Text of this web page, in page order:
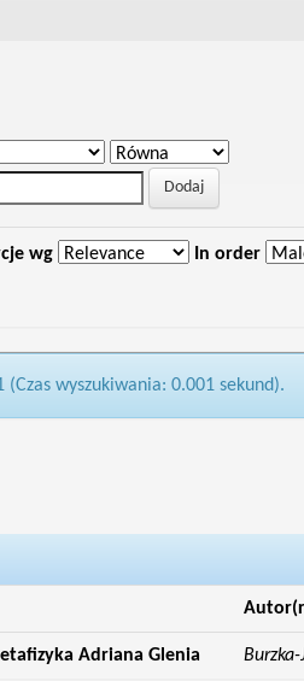
wg In order
(Czas wyszukiwania: 0.001 sekund).
Adriana Glenia